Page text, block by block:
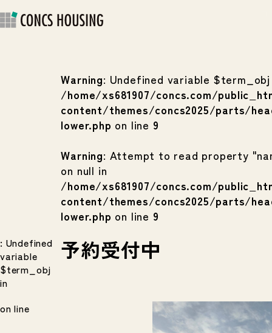
Warning: Undefined variable
/home/xs681907/concs.com/
content/themes/concs2025/parts/
lower.php on line 9
Warning: Attempt to read property
on null in
/home/xs681907/concs.com/
content/themes/concs2025/parts/
lower.php on line 9
予約受付中
: Undefined
variable
$term_obj
in
on line